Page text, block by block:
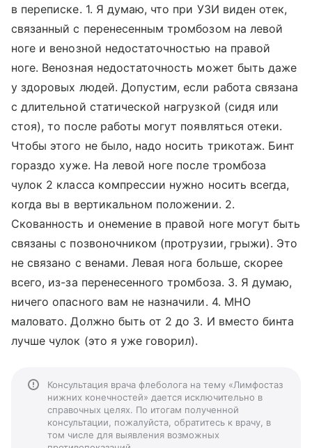
в переписке. 1. Я думаю, что при УЗИ виден отек,
связанный с перенесенным тромбозом на левой
ноге и венозной недостаточностью на правой
ноге. Венозная недостаточность может быть даже
у здоровых людей. Допустим, если работа связана
с длительной статической нагрузкой (сидя или
стоя), то после работы могут появляться отеки.
Чтобы этого не было, надо носить трикотаж. Бинт
гораздо хуже. На левой ноге после тромбоза
чулок 2 класса компрессии нужно носить всегда,
когда вы в вертикальном положении. 2.
Скованность и онемение в правой ноге могут быть
связаны с позвоночником (протрузии, грыжи). Это
не связано с венами. Левая нога больше, скорее
всего, из-за перенесенного тромбоза. 3. Я думаю,
ничего опасного вам не назначили. 4. МНО
маловато. Должно быть от 2 до 3. И вместо бинта
лучше чулок (это я уже говорил).
Консультация врача флеболога на тему «Лимфостаз
нижних конечностей» дается исключительно в
справочных целях. По итогам полученной
консультации, пожалуйста, обратитесь к врачу, в
том числе для выявления возможных